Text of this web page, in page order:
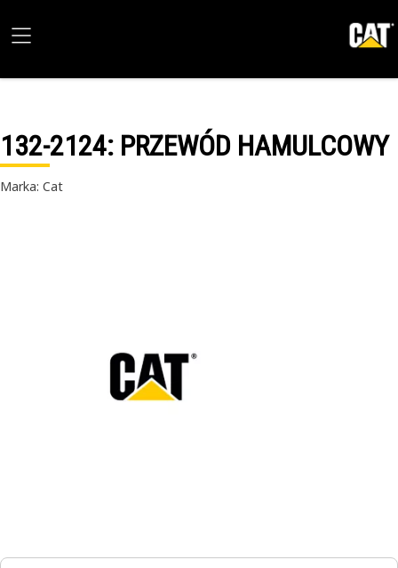
132-2124: PRZEWÓD HAMULCOWY
Marka: Cat